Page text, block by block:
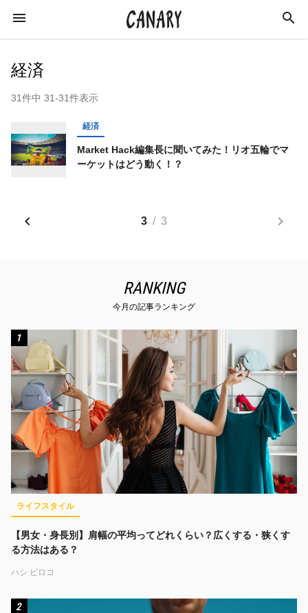
キーワード
IT 南詳憲
AI オフ会レポート アニメ
落合陽一 漫画 メディア
テクノロジー IoT
キーワード一覧
経済
31件中 31-31件表示
経済
Market Hack編集長に聞いてみた！リオ五輪でマ
ーケットはどう動く！？
3 / 3
RANKING
今月の記事ランキング
1
ライフスタイル
【男女・身長別】肩幅の平均ってどれくらい？広くする・狭くす
る方法はある？
ハシ ビロコ
2